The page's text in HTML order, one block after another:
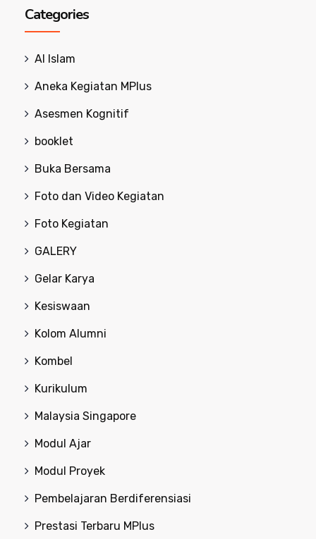
Categories
Al Islam
Aneka Kegiatan MPlus
Asesmen Kognitif
booklet
Buka Bersama
Foto dan Video Kegiatan
Foto Kegiatan
GALERY
Gelar Karya
Kesiswaan
Kolom Alumni
Kombel
Kurikulum
Malaysia Singapore
Modul Ajar
Modul Proyek
Pembelajaran Berdiferensiasi
Prestasi Terbaru MPlus